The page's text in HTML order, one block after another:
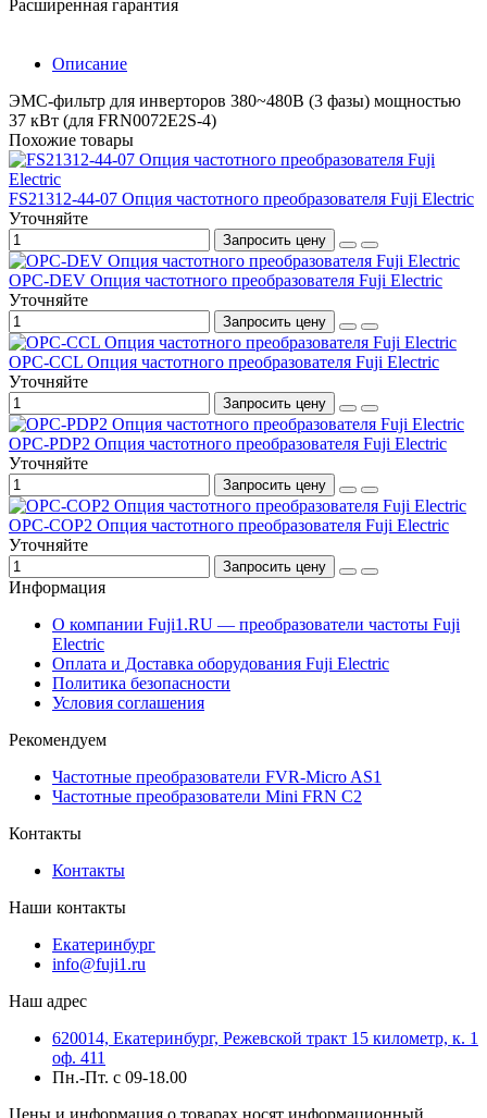
Расширенная гарантия
Описание
ЭМС-фильтр для инверторов 380~480B (3 фазы) мощностью
37 кВт (для FRN0072E2S-4)
Похожие товары
FS21312-44-07 Опция частотного преобразователя Fuji Electric
Уточняйте
Запросить цену
OPC-DEV Опция частотного преобразователя Fuji Electric
Уточняйте
Запросить цену
OPC-CCL Опция частотного преобразователя Fuji Electric
Уточняйте
Запросить цену
OPC-PDP2 Опция частотного преобразователя Fuji Electric
Уточняйте
Запросить цену
OPC-COP2 Опция частотного преобразователя Fuji Electric
Уточняйте
Запросить цену
Информация
О компании Fuji1.RU — преобразователи частоты Fuji
Electric
Оплата и Доставка оборудования Fuji Electric
Политика безопасности
Условия соглашения
Рекомендуем
Частотные преобразователи FVR-Micro AS1
Частотные преобразователи Mini FRN C2
Контакты
Контакты
Наши контакты
Екатеринбург
info@fuji1.ru
Наш адрес
620014, Екатеринбург, Режевской тракт 15 километр, к. 1
оф. 411
Пн.-Пт. с 09-18.00
Цены и информация о товарах носят информационный